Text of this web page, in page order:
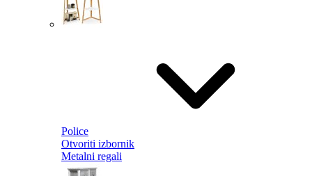
Police
Otvoriti izbornik
Metalni regali